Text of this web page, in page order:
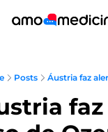
Posts Áustria faz